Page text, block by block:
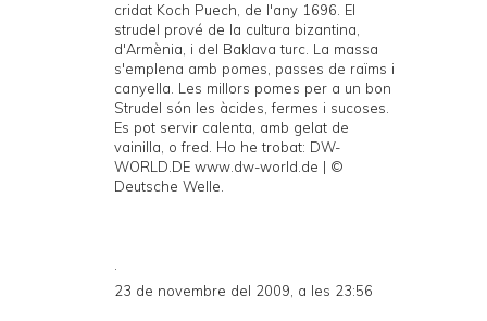
cridat Koch Puech, de l'any 1696. El
strudel prové de la cultura bizantina,
d'Armènia, i del Baklava turc. La massa
s'emplena amb pomes, passes de raïms i
canyella. Les millors pomes per a un bon
Strudel són les àcides, fermes i sucoses.
Es pot servir calenta, amb gelat de
vainilla, o fred. Ho he trobat: DW-
WORLD.DE www.dw-world.de | ©
Deutsche Welle.
23 de novembre del 2009, a les 23:56